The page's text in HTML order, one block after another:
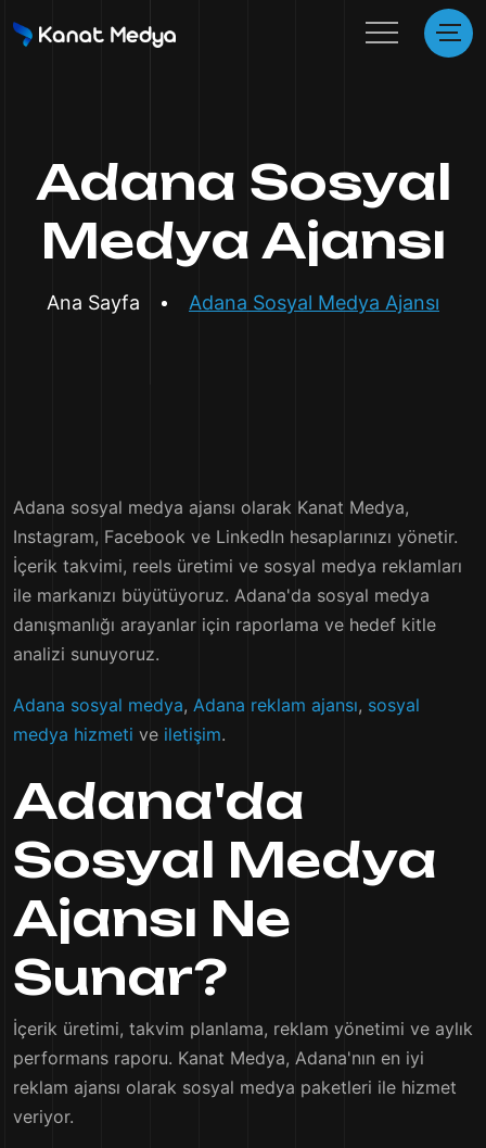
Adana Sosyal
Medya Ajansı
Ana Sayfa Adana Sosyal Medya Ajansı
Adana sosyal medya ajansı olarak Kanat Medya,
Instagram, Facebook ve LinkedIn hesaplarınızı yönetir.
İçerik takvimi, reels üretimi ve sosyal medya reklamları
ile markanızı büyütüyoruz. Adana'da sosyal medya
danışmanlığı arayanlar için raporlama ve hedef kitle
analizi sunuyoruz.
Adana sosyal medya, Adana reklam ajansı, sosyal
medya hizmeti ve iletişim.
Adana'da
Sosyal Medya
Ajansı Ne
Sunar?
İçerik üretimi, takvim planlama, reklam yönetimi ve aylık
performans raporu. Kanat Medya, Adana'nın en iyi
reklam ajansı olarak sosyal medya paketleri ile hizmet
veriyor.